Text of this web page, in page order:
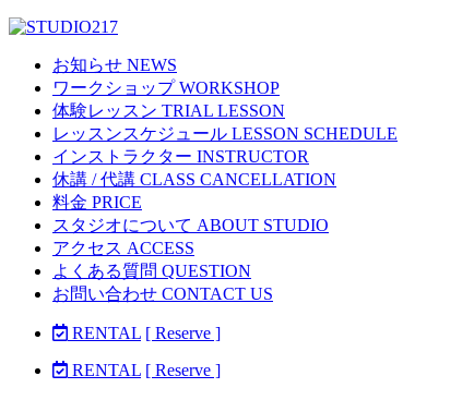
お知らせ NEWS
ワークショップ WORKSHOP
体験レッスン TRIAL LESSON
レッスンスケジュール LESSON SCHEDULE
インストラクター INSTRUCTOR
休講 / 代講 CLASS CANCELLATION
料金 PRICE
スタジオについて ABOUT STUDIO
アクセス ACCESS
よくある質問 QUESTION
お問い合わせ CONTACT US
RENTAL [ Reserve ]
RENTAL [ Reserve ]